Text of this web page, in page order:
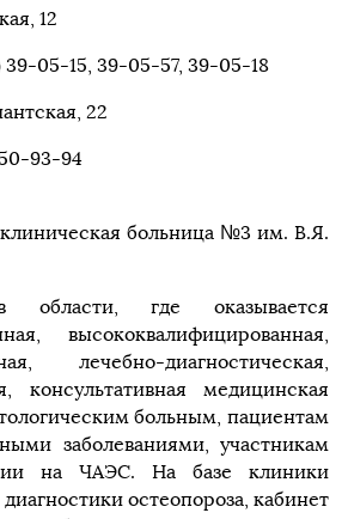
12
39-05-15, 39-05-57, 39-05-18
22
93-94
больница №3 им. В.Я.
области, где оказывается
высококвалифицированная,
лечебно-диагностическая,
консультативная медицинская
больным, пациентам
заболеваниями, участникам
на ЧАЭС. На базе клиники
остеопороза, кабинет